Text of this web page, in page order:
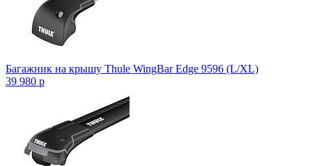
Багажник на крышу Thule WingBar Edge 9596 (L/XL)
39 980 p